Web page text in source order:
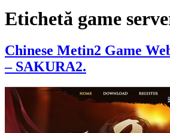
Etichetă game
Chinese Metin2 Game
– SAKURA2.